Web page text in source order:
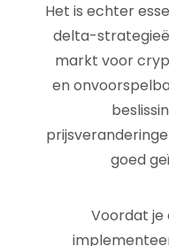
Het is echter
delta-
markt voor
en
goed
Voordat